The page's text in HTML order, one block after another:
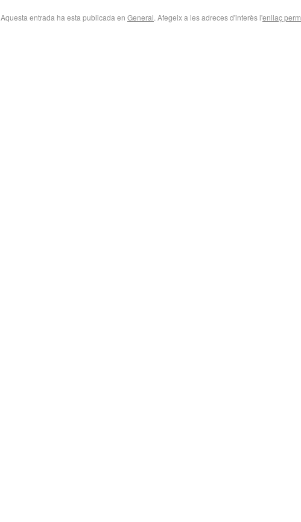
Aquesta entrada ha esta publicada en General. Afegeix a les adreces d'interès l'enllaç